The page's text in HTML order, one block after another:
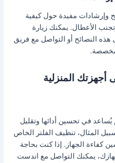
وإرشادات مفيدة حول كيفية
الأعطال. يمكنك زيارة
النصائح أو التواصل مع فريق
مخصصة.
أجهزتك المنزلية
يُساعد في تحسين أدائها وتقليل
المثال، تنظيف الفلتر الخاص
كفاءة الجهاز. إذا كنت بحاجة
يمكنك التواصل مع اندست